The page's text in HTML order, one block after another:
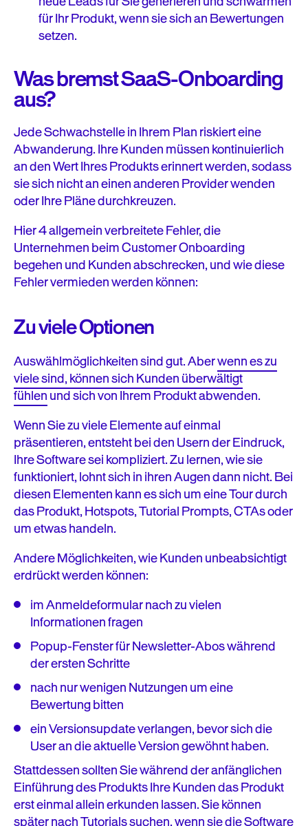
für Ihr Produkt, wenn sie sich an Bewertungen
setzen.
Was bremst SaaS-Onboarding
aus?
Jede Schwachstelle in Ihrem Plan riskiert eine
Abwanderung. Ihre Kunden müssen kontinuierlich
an den Wert Ihres Produkts erinnert werden, sodass
sie sich nicht an einen anderen Provider wenden
oder Ihre Pläne durchkreuzen.
Hier 4 allgemein verbreitete Fehler, die
Unternehmen beim Customer Onboarding
begehen und Kunden abschrecken, und wie diese
Fehler vermieden werden können:
Zu viele Optionen
Auswählmöglichkeiten sind gut. Aberwenn es zu
viele sind, können sich Kunden überwältigt
fühlenund sich von Ihrem Produkt abwenden.
Wenn Sie zu viele Elemente auf einmal
präsentieren, entsteht bei den Usern der Eindruck,
Ihre Software sei kompliziert. Zu lernen, wie sie
funktioniert, lohnt sich in ihren Augen dann nicht. Bei
diesen Elementen kann es sich um eine Tour durch
das Produkt, Hotspots, Tutorial Prompts, CTAs oder
um etwas handeln.
Andere Möglichkeiten, wie Kunden unbeabsichtigt
erdrückt werden können:
im Anmeldeformular nach zu vielen
Informationen fragen
Popup-Fenster für Newsletter-Abos während
der ersten Schritte
nach nur wenigen Nutzungen um eine
Bewertung bitten
ein Versionsupdate verlangen, bevor sich die
User an die aktuelle Version gewöhnt haben.
Stattdessen sollten Sie während der anfänglichen
Einführung des Produkts Ihre Kunden das Produkt
erst einmal allein erkunden lassen. Sie können
später nach Tutorials suchen, wenn sie die Software